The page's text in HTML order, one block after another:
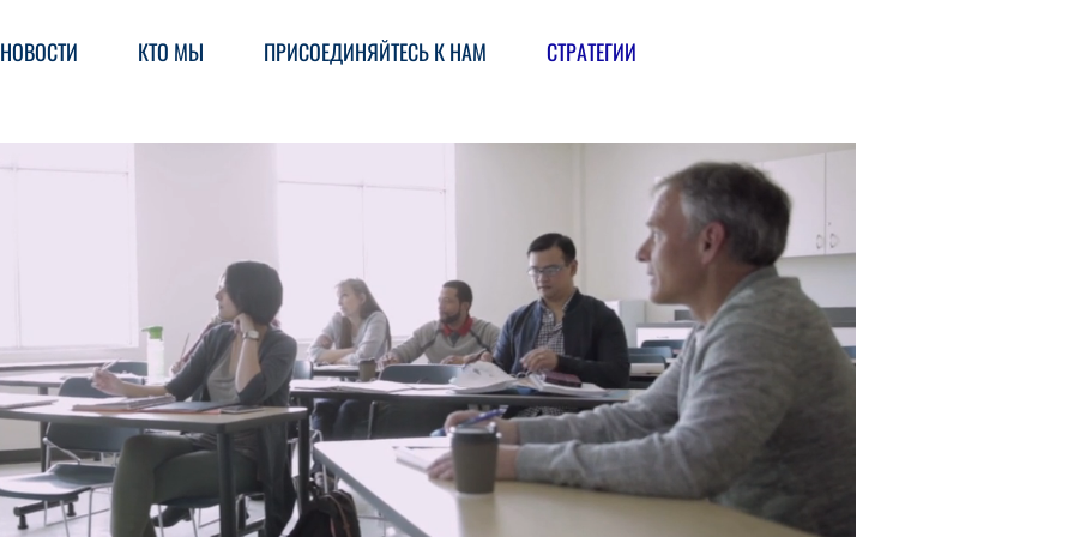
НОВОСТИ КТО МЫ ПРИСОЕДИНЯЙТЕСЬ К НАМ СТРАТЕГИИ